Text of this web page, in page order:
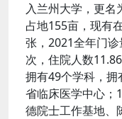
入兰州大学，更名
占地155亩，现有
张，2021全年门
次，住院人数
拥有49个学科，
省临床医学中心；
德院士工作基地、